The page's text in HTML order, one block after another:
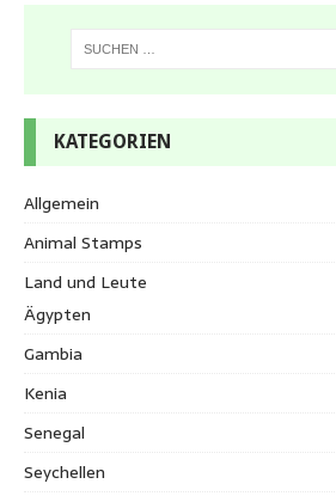
KATEGORIEN
Allgemein
Animal Stamps
Land und Leute
Ägypten
Gambia
Kenia
Senegal
Seychellen